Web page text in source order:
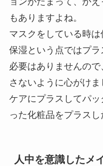
もありますよね。
マスクをしている時
保湿という点ではプ
必要はありませんの
さないように心がけ
ケアにプラスしてパ
った化粧品をプラスし
人中を意識したメ